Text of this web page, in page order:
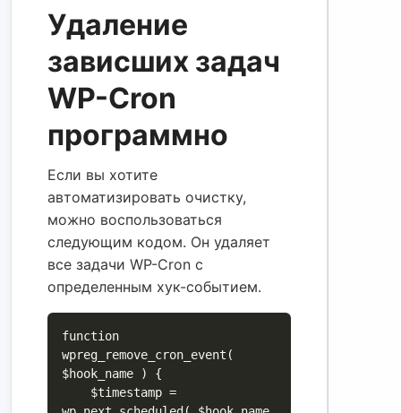
Удаление
зависших задач
WP-Cron
программно
Если вы хотите
автоматизировать очистку,
можно воспользоваться
следующим кодом. Он удаляет
все задачи WP-Cron с
определенным хук-событием.
function
wpreg_remove_cron_event(
$hook_name ) {